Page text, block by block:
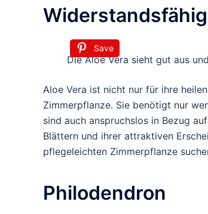
Save
Die Aloe Vera sieht gut aus
Aloe Vera ist nicht nur für ihre
Zimmerpflanze. Sie benötigt nur
sind auch anspruchslos in Bezug
Blättern und ihrer attraktiven
pflegeleichten Zimmerpflanze
Philodendron